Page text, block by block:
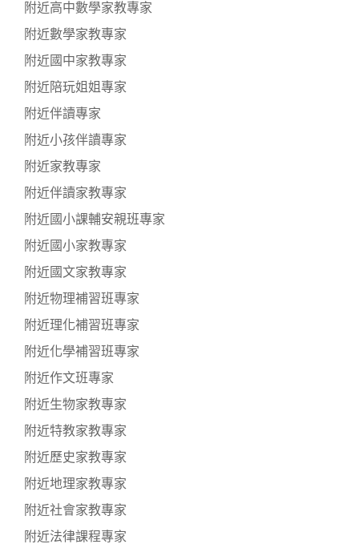
附近高中數學家教專家
附近數學家教專家
附近國中家教專家
附近陪玩姐姐專家
附近伴讀專家
附近小孩伴讀專家
附近家教專家
附近伴讀家教專家
附近國小課輔安親班專家
附近國小家教專家
附近國文家教專家
附近物理補習班專家
附近理化補習班專家
附近化學補習班專家
附近作文班專家
附近生物家教專家
附近特教家教專家
附近歷史家教專家
附近地理家教專家
附近社會家教專家
附近法律課程專家